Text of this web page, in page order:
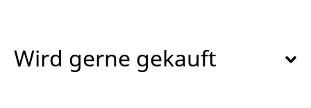
Wird gerne gekauft